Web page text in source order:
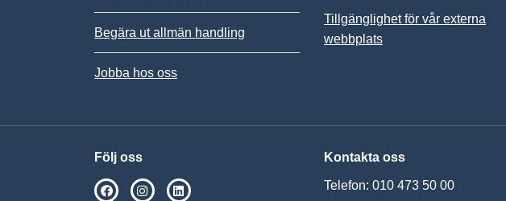
Begära ut allmän handling
Jobba hos oss
Tillgänglighet för vår externa
webbplats
Följ oss
SPSM på Facebook
SPSM på Instagram
Kontakta oss
Telefon: 010 473 50 00